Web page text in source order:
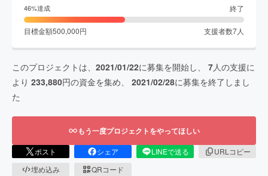
46%達成 終了
目標金額500,000円 支援者数7人
このプロジェクトは、 2021/01/22に募集を開始し、 7人の支援に
より 233,880円の資金を集め、 2021/02/28に募集を終了しまし
た
もう一度プロジェクトをやってほしい
ポスト シェア LINEで送る
URLコピー
埋め込み
QRコード